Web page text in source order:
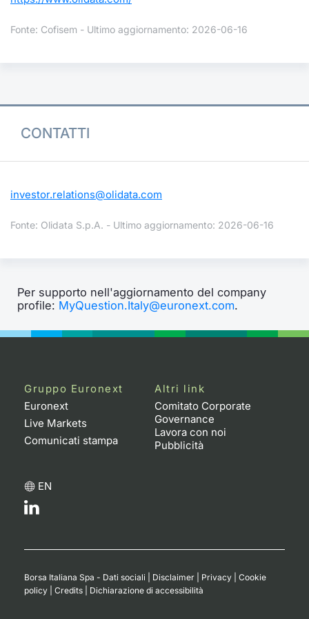
Fonte: Cofisem - Ultimo aggiornamento: 2026-06-16
CONTATTI
investor.relations@olidata.com
Fonte: Olidata S.p.A. - Ultimo aggiornamento: 2026-06-16
Per supporto nell'aggiornamento del company
profile: MyQuestion.Italy@euronext.com.
Gruppo Euronext
Euronext
Live Markets
Comunicati stampa
Altri link
Comitato Corporate
Governance
Lavora con noi
Pubblicità
EN
Borsa Italiana Spa - Dati sociali Disclaimer Privacy
Cookie
policy
Credits Dichiarazione di accessibilità